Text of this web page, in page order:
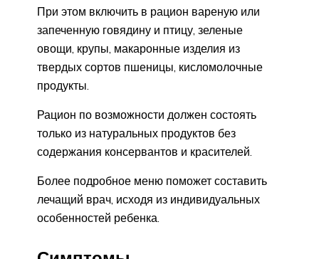
При этом включить в рацион вареную или
запеченную говядину и птицу, зеленые
овощи, крупы, макаронные изделия из
твердых сортов пшеницы, кисломолочные
продукты.
Рацион по возможности должен состоять
только из натуральных продуктов без
содержания консервантов и красителей.
Более подробное меню поможет составить
лечащий врач, исходя из индивидуальных
особенностей ребенка.